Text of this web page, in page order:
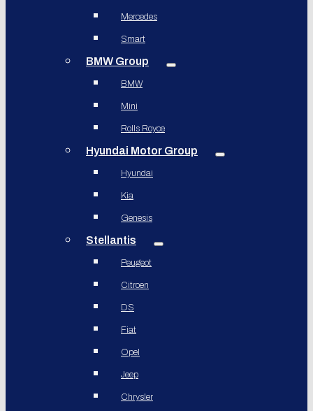
Mercedes
Smart
BMW Group
BMW
Mini
Rolls Royce
Hyundai Motor Group
Hyundai
Kia
Genesis
Stellantis
Peugeot
Citroen
DS
Fiat
Opel
Jeep
Chrysler